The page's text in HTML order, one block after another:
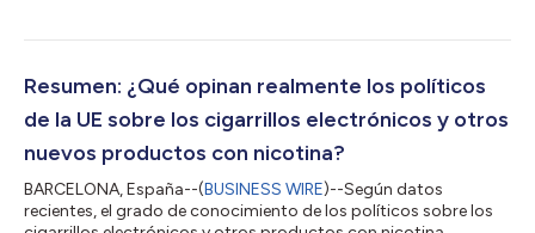
encuesta realizada por ECigIntelligence y TobaccoIntelligence
algún conocimiento sobre los cigarrillos electrónicos los
consideran menos perjudiciales que el tabaco,...
Resumen: ¿Qué opinan realmente los políticos
de la UE sobre los cigarrillos electrónicos y otros
nuevos productos con nicotina?
BARCELONA, España--(BUSINESS WIRE)--Según datos
recientes, el grado de conocimiento de los políticos sobre los